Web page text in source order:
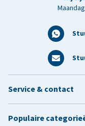
Service & contact
Populaire